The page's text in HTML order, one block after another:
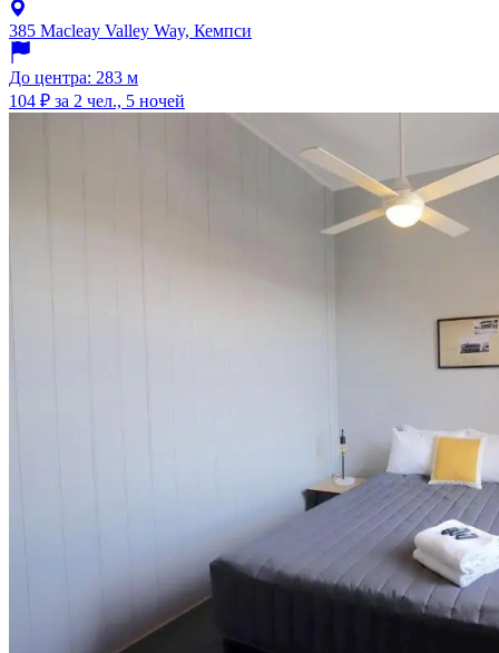
385 Macleay Valley Way, Кемпси
До центра: 283 м
104 ₽ за 2 чел., 5 ночей